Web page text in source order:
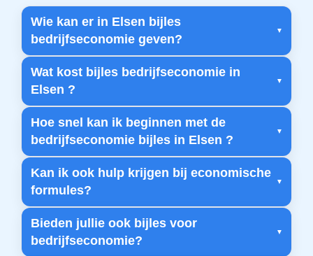
Wie kan er in Elsen bijles
bedrijfseconomie geven?
Wat kost bijles bedrijfseconomie in
Elsen ?
Hoe snel kan ik beginnen met de
bedrijfseconomie bijles in Elsen ?
Kan ik ook hulp krijgen bij economische
formules?
Bieden jullie ook bijles voor
bedrijfseconomie?